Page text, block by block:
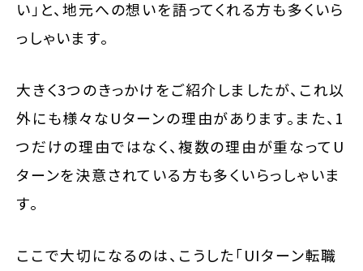
い」と、地元への想いを語ってくれる方も多くいら
っしゃいます。
大きく3つのきっかけをご紹介しましたが、これ以
外にも様々なUターンの理由があります。また、1
つだけの理由ではなく、複数の理由が重なってU
ターンを決意されている方も多くいらっしゃいま
す。
ここで大切になるのは、こうした「UIターン転職